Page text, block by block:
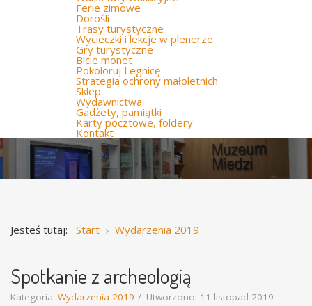
Ferie zimowe
Dorośli
Trasy turystyczne
Wycieczki i lekcje w plenerze
Gry turystyczne
Bicie monet
Pokoloruj Legnicę
Strategia ochrony małoletnich
Sklep
Wydawnictwa
Gadżety, pamiątki
Karty pocztowe, foldery
Kontakt
Jesteś tutaj: Start Wydarzenia 2019
Spotkanie z archeologią
Kategoria: Wydarzenia 2019 Utworzono: 11 listopad 2019